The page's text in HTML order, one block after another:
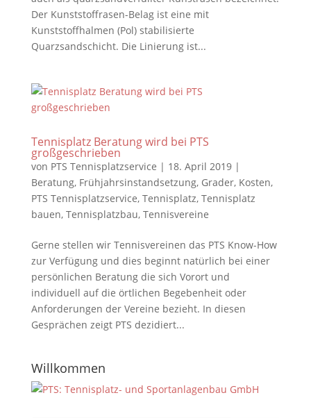
Der Kunststoffrasen-Belag ist eine mit
Kunststoffhalmen (Pol) stabilisierte
Quarzsandschicht. Die Linierung ist...
Tennisplatz Beratung wird bei PTS
großgeschrieben
von PTS Tennisplatzservice | 18. April 2019|
Beratung, Frühjahrsinstandsetzung, Grader, Kosten,
PTS Tennisplatzservice, Tennisplatz, Tennisplatz
bauen, Tennisplatzbau, Tennisvereine
Gerne stellen wir Tennisvereinen das PTS Know-How
zur Verfügung und dies beginnt natürlich bei einer
persönlichen Beratung die sich Vorort und
individuell auf die örtlichen Begebenheit oder
Anforderungen der Vereine bezieht. In diesen
Gesprächen zeigt PTS dezidiert...
Willkommen